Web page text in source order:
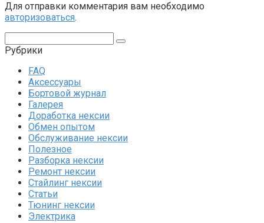
Для отправки комментария вам необходимо
авторизоваться.
Рубрики
FAQ
Аксессуары
Бортовой журнал
Галерея
Доработка нексии
Обмен опытом
Обслуживание нексии
Полезное
Разборка нексии
Ремонт нексии
Стайлинг нексии
Статьи
Тюнинг нексии
Электрика